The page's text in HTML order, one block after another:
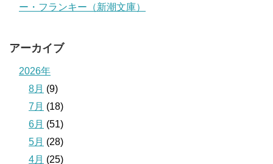
ー・フランキー（新潮文庫）
アーカイブ
2026年
8月 (9)
7月 (18)
6月 (51)
5月 (28)
4月 (25)